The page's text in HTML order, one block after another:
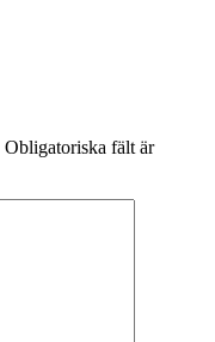
Obligatoriska fält är